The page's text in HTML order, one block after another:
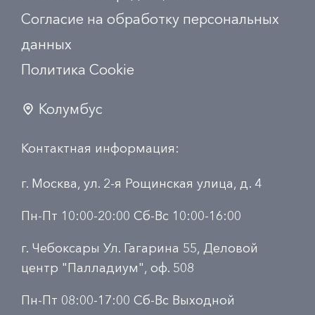
Согласие на обработку персональных
данных
Политика Сookie
Колумбус
Контактная информация:
г. Москва, ул. 2-я Рощинская улица, д. 4
Пн-Пт 10:00-20:00 Сб-Вс 10:00-16:00
г. Чебоксары Ул. Гагарина 55, Деловой
центр "Палладиум", оф. 508
Пн-Пт 08:00-17:00 Сб-Вс Выходной